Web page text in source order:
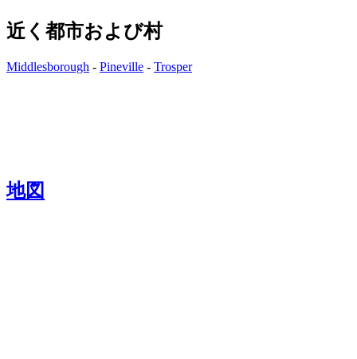
近く都市および村
Middlesborough - Pineville - Trosper
地図